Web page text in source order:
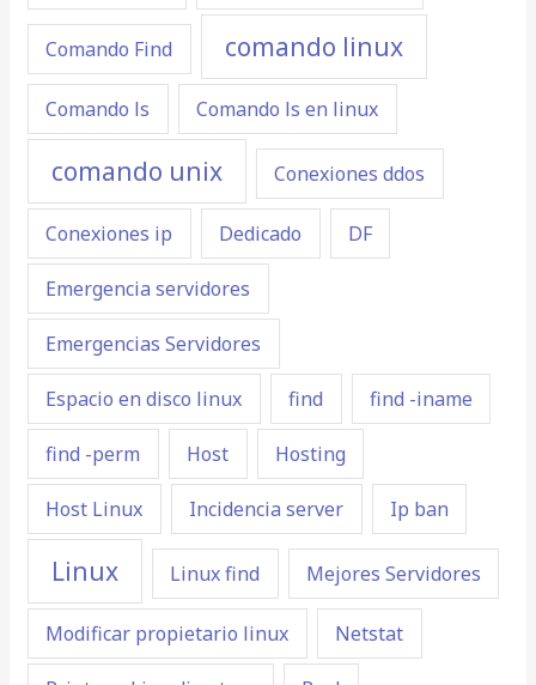
Comando Find comando linux
Comando ls Comando ls en linux
comando unix Conexiones ddos
Conexiones ip Dedicado DF
Emergencia servidores
Emergencias Servidores
Espacio en disco linux find find -iname
find -perm Host Hosting
Host Linux Incidencia server Ip ban
Linux Linux find Mejores Servidores
Modificar propietario linux Netstat